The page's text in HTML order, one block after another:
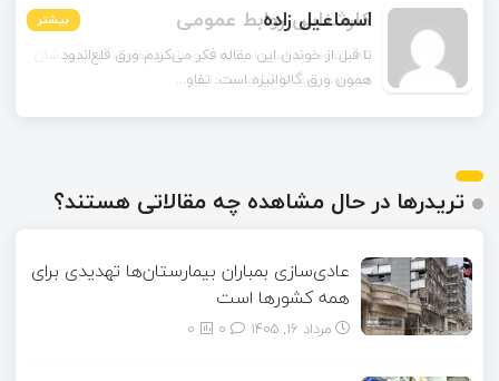
بیشتر اسماعیل زاده بیشتر
تا قبل از خوندن این مقاله فکر می‌کردم ورق قلع‌اندود
همون ورق گالوانیزه است. تفاو...
بیشتر
بیشتر
بیشتر
بیشتر
تریدرها در حال مشاهده چه مقالاتی هستند؟
عادی‌سازی بمباران بیمارستان‌ها تهدیدی برای
همه کشورها است
مرداد ۱۶, ۱۴۰۵ 0